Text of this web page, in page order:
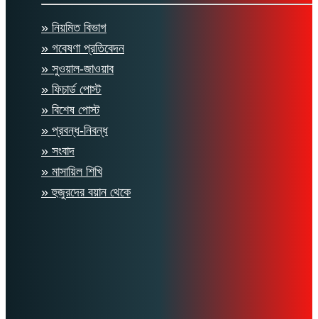
» নিয়মিত বিভাগ
» গবেষণা প্রতিবেদন
» সুওয়াল-জাওয়াব
» ফিচার্ড পোস্ট
» বিশেষ পোস্ট
» প্রবন্ধ-নিবন্ধ
» সংবাদ
» মাসায়িল শিখি
» হুজুরদের বয়ান থেকে